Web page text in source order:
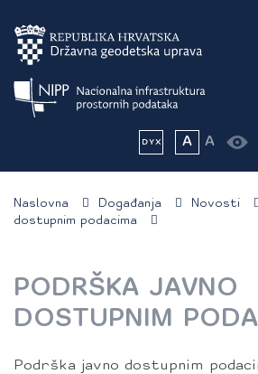
A A
Naslovna Događanja Novosti
dostupnim podacima
PODRŠKA JAVNO
DOSTUPNIM
Podrška javno dostupnim